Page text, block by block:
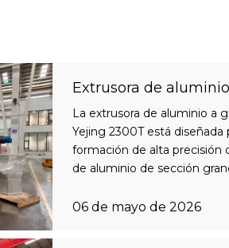
La extrusora de aluminio a
Yejing 2300T está diseñada
formación de alta precisión
de aluminio de sección
de φ8 pulgadas, con una gran
06 de mayo de 2026